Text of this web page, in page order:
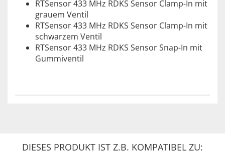
RTSensor 433 MHz RDKS Sensor Clamp-In mit
grauem Ventil
RTSensor 433 MHz RDKS Sensor Clamp-In mit
schwarzem Ventil
RTSensor 433 MHz RDKS Sensor Snap-In mit
Gummiventil
DIESES PRODUKT IST Z.B. KOMPATIBEL ZU: